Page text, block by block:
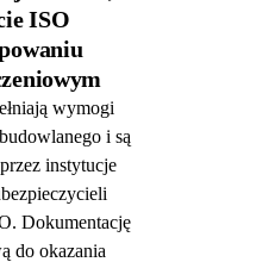
ISO
wymogi
i są
instytucje
Dokumentację
do okazania